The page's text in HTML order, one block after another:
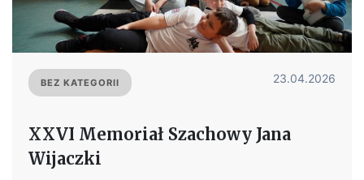
BEZ KATEGORII 23.04.2026
XXVI Memoriał Szachowy Jana
Wijaczki